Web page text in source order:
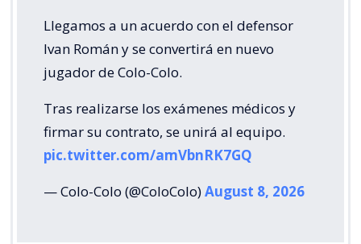
Llegamos a un acuerdo con el defensor
Ivan Román y se convertirá en nuevo
jugador de Colo-Colo.
Tras realizarse los exámenes médicos y
firmar su contrato, se unirá al equipo.
pic.twitter.com/amVbnRK7GQ
— Colo-Colo (@ColoColo)August 8, 2026